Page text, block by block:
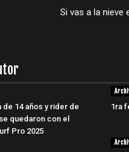
Si vas a la nieve
de 14 años y rider de
quedaron con el
Pro 2025
1ra